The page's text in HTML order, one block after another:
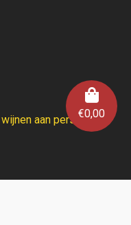
€0,00
aan personen